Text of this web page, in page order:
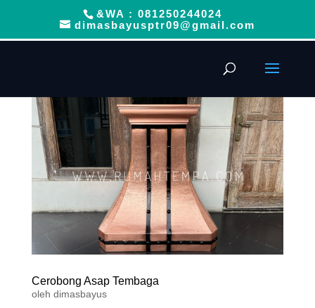
&WA : 081250244024
dimasbayusptr09@gmail.com
Cerobong Asap Tembaga
oleh dimasbayus